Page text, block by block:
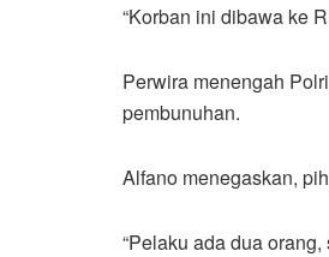
“Korban ini dibawa ke
Perwira menengah
pembunuhan.
Alfano menegaskan,
“Pelaku ada dua